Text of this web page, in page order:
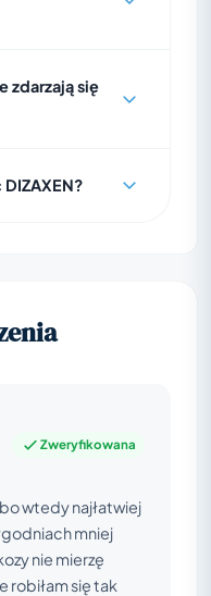
zdarzają się
Zweryfikowana
wtedy najłatwiej
mniej
nie mierzę
robiłam się tak